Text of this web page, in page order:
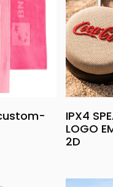
IPX4
LOGO
2D